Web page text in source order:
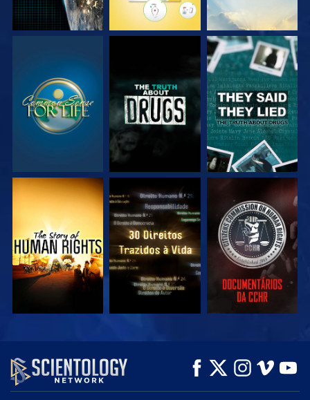
VEJA VEJA VEJA
VEJA VEJA VEJA
VEJA EXPLORE A SÉRIE